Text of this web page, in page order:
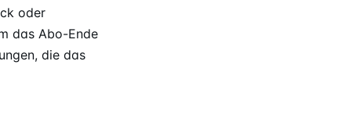
oder
das Abo-Ende
die das